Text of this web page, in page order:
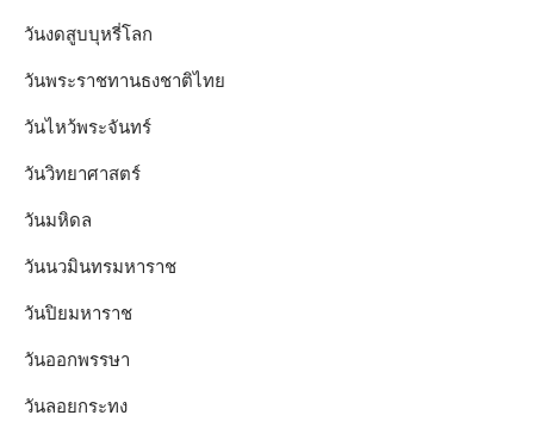
วันงดสูบบุหรี่โลก
วันพระราชทานธงชาติไทย
วันไหว้พระจันทร์​
วันวิทยาศาสตร์
วันมหิดล
วันนวมินทรมหาราช
วันปิยมหาราช
วันออกพรรษา
วันลอยกระทง